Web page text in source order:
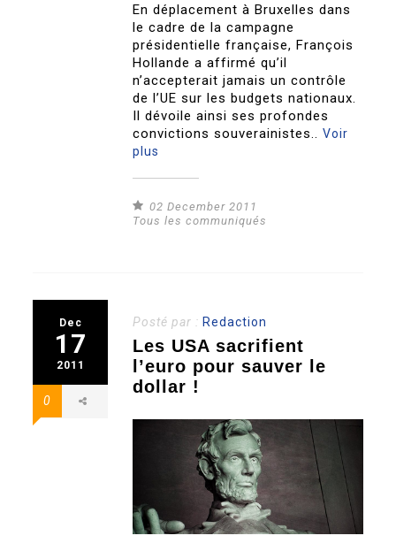
En déplacement à Bruxelles dans
le cadre de la campagne
présidentielle française, François
Hollande a affirmé qu’il
n’accepterait jamais un contrôle
de l’UE sur les budgets nationaux.
Il dévoile ainsi ses profondes
convictions souverainistes..Voir
plus
02 December 2011
Tous les communiqués
Dec
17
2011
0
Posté par : Redaction
Les USA sacrifient
l’euro pour sauver le
dollar !